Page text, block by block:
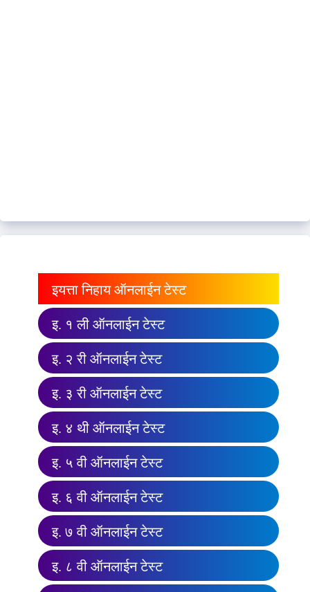
इयत्ता निहाय ऑनलाईन टेस्ट
इ. १ ली ऑनलाईन टेस्ट
इ. २ री ऑनलाईन टेस्ट
इ. ३ री ऑनलाईन टेस्ट
इ. ४ थी ऑनलाईन टेस्ट
इ. ५ वी ऑनलाईन टेस्ट
इ. ६ वी ऑनलाईन टेस्ट
इ. ७ वी ऑनलाईन टेस्ट
इ. ८ वी ऑनलाईन टेस्ट